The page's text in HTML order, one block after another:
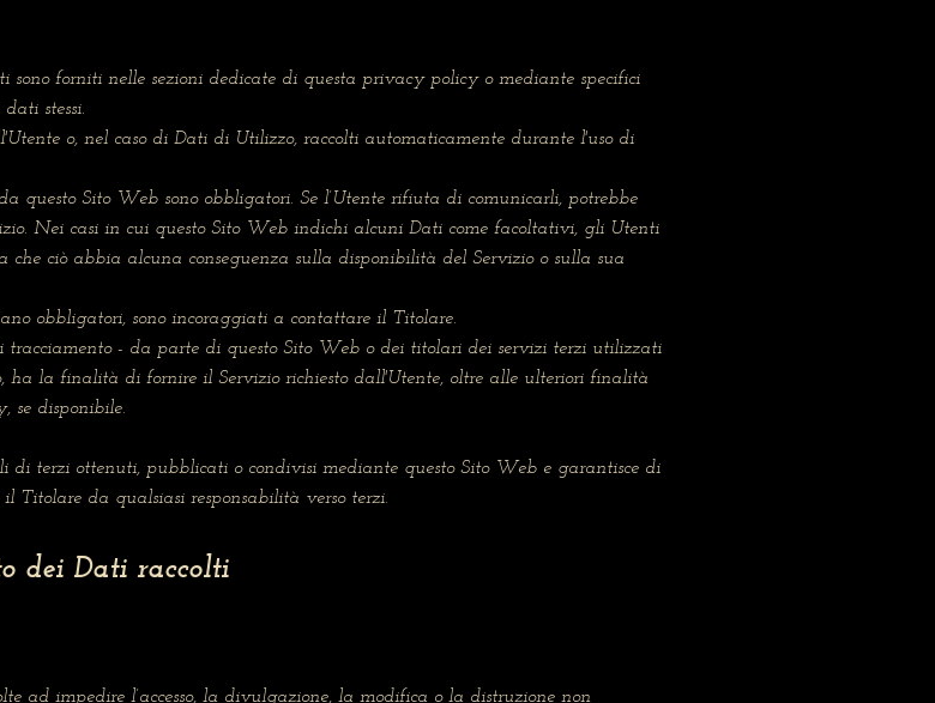
forniti nelle sezioni dedicate di questa privacy policy o mediante specifici
stessi.
o, nel caso di Dati di Utilizzo, raccolti automaticamente durante l'uso di
questo Sito Web sono obbligatori. Se l’Utente rifiuta di comunicarli, potrebbe
Nei casi in cui questo Sito Web indichi alcuni Dati come facoltativi, gli Utenti
che ciò abbia alcuna conseguenza sulla disponibilità del Servizio o sulla sua
obbligatori, sono incoraggiati a contattare il Titolare.
- da parte di questo Sito Web o dei titolari dei servizi terzi utilizzati
ha la finalità di fornire il Servizio richiesto dall'Utente, oltre alle ulteriori finalità
se disponibile.
di terzi ottenuti, pubblicati o condivisi mediante questo Sito Web e garantisce di
da qualsiasi responsabilità verso terzi.
dei Dati raccolti
ad impedire l’accesso, la divulgazione, la modifica o la distruzione non